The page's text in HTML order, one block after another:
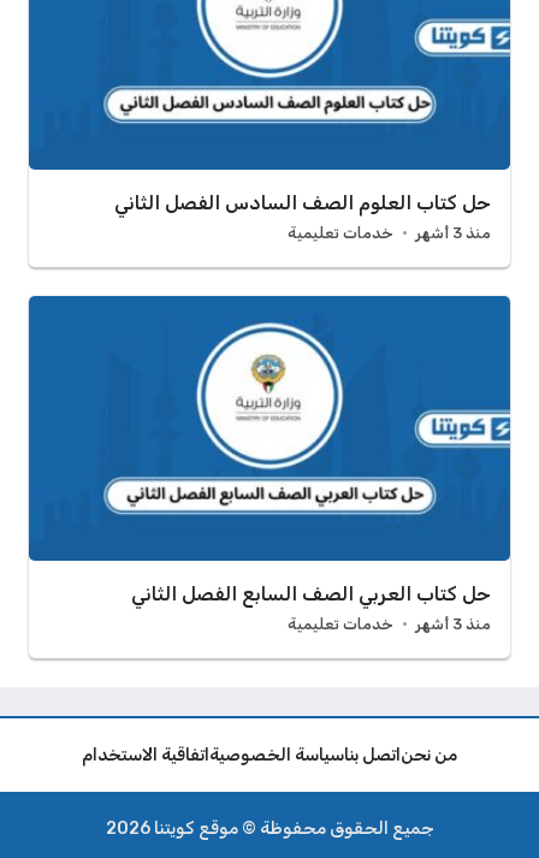
حل كتاب العلوم الصف السادس الفصل الثاني
منذ 3 أشهر خدمات تعليمية
حل كتاب العربي الصف السابع الفصل الثاني
منذ 3 أشهر خدمات تعليمية
من نحن اتصل بناسياسة الخصوصية اتفاقية الاستخدام
جميع الحقوق محفوظة © موقع كويتنا 2026